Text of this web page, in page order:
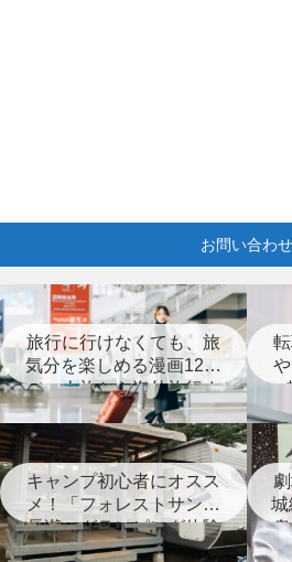
お問い合わせ
旅行に行けなくても、旅
気分を楽しめる漫画12選
（一人旅から海外旅行ま
で）
い
キャンプ初心者にオスス
メ！「フォレストサンズ
長瀞」グランピング体験
レポート
城